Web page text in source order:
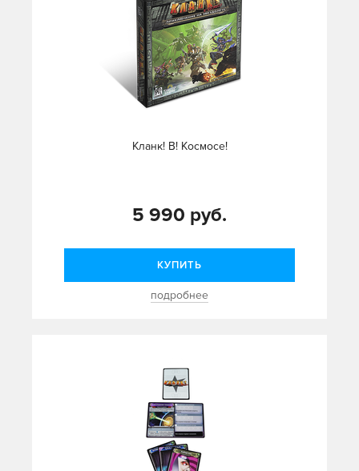
Кланк! В! Космосе!
5 990 руб.
КУПИТЬ
подробнее